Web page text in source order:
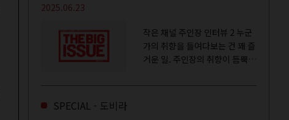
2025.06.23
작은 채널 주인장 인터뷰 2 누군
가의 취향을 들여다보는 건 꽤 즐
거운 일. 주인장의 취향이 듬뿍
SPECIAL - 도비라